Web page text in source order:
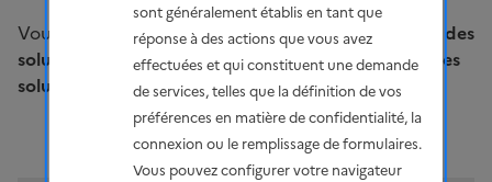
sont généralement établis en tant que
réponse à des actions que vous avez
effectuées et qui constituent une demande
de services, telles que la définition de vos
préférences en matière de confidentialité, la
connexion ou le remplissage de formulaires.
Vous pouvez configurer votre navigateur
Vous pouvez réagirà cette question en proposant des
solutions concrètes, ou en donnant votre avis sur les
solutions proposées par d’autres.